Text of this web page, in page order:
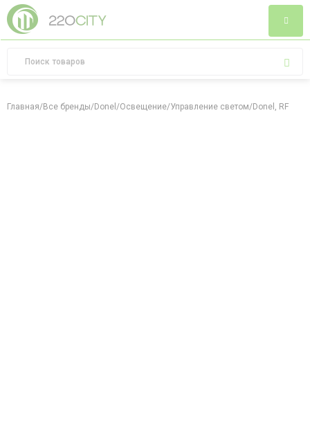
Главная/Все бренды/Donel /Освещение/Управление светом/Donel, RF